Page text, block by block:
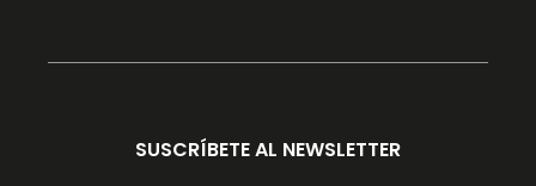
SUSCRÍBETE AL NEWSLETTER